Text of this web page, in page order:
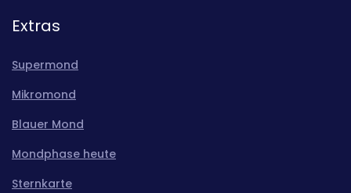
Extras
Supermond
Mikromond
Blauer Mond
Mondphase heute
Sternkarte